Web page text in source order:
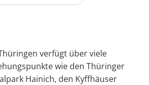
verfügt über viele
wie den Thüringer
Hainich, den Kyffhäuser